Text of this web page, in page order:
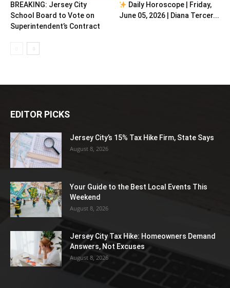
BREAKING: Jersey City
School Board to Vote on
Superintendent’s Contract
Daily Horoscope | Friday,
June 05, 2026 | Diana Tercer...
EDITOR PICKS
Jersey City’s 15% Tax Hike Firm, State Says
August 8, 2026
Your Guide to the Best Local Events This
Weekend
August 8, 2026
Jersey City Tax Hike: Homeowners Demand
Answers, Not Excuses
August 8, 2026